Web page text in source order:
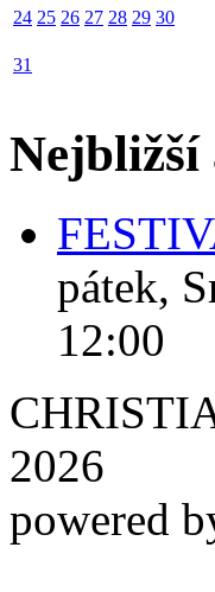
24 25 26 27 28 29 30
31
Nejbližší
pátek,
12:00
2026
powered